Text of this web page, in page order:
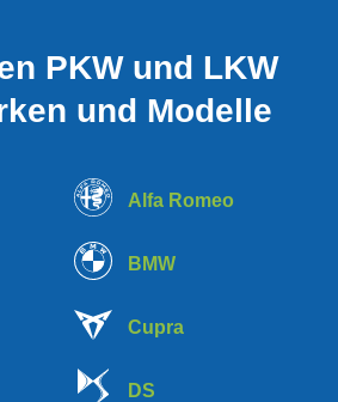
PKW und LKW
und Modelle
Alfa Romeo
BMW
Cupra
DS